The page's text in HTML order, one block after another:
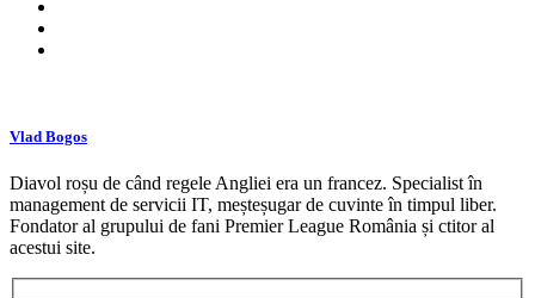
Vlad Bogos
Diavol roșu de când regele Angliei era un francez. Specialist în
management de servicii IT, meșteșugar de cuvinte în timpul liber.
Fondator al grupului de fani Premier League România și ctitor al
acestui site.